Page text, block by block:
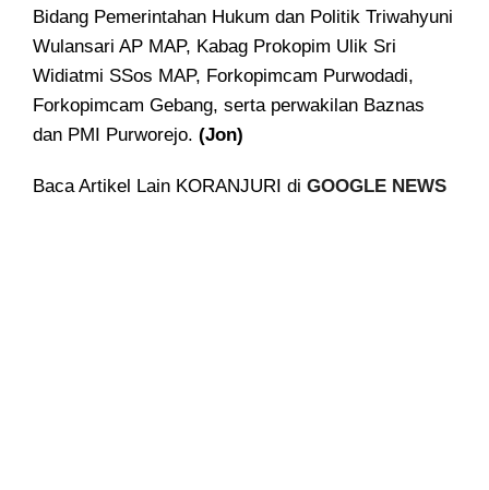
Bidang Pemerintahan Hukum dan Politik Triwahyuni
Wulansari AP MAP, Kabag Prokopim Ulik Sri
Widiatmi SSos MAP, Forkopimcam Purwodadi,
Forkopimcam Gebang, serta perwakilan Baznas
dan PMI Purworejo. (Jon)
Baca Artikel Lain KORANJURI di GOOGLE NEWS